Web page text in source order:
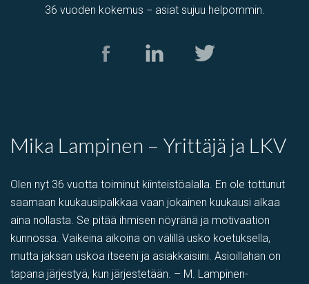
36 vuoden kokemus − asiat sujuu helpommin.
Mika Lampinen – Yrittäjä ja LKV
Olen nyt 36 vuotta toiminut kiinteistöalalla. En ole tottunut
saamaan kuukausipalkkaa vaan jokainen kuukausi alkaa
aina nollasta. Se pitää ihmisen nöyränä ja motivaation
kunnossa. Vaikeina aikoina on välillä usko koetuksella,
mutta jaksan uskoa itseeni ja asiakkaisiini. Asioillahan on
tapana järjestyä, kun järjestetään. – M. Lampinen-